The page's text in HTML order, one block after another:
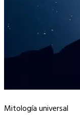
Mitología universal